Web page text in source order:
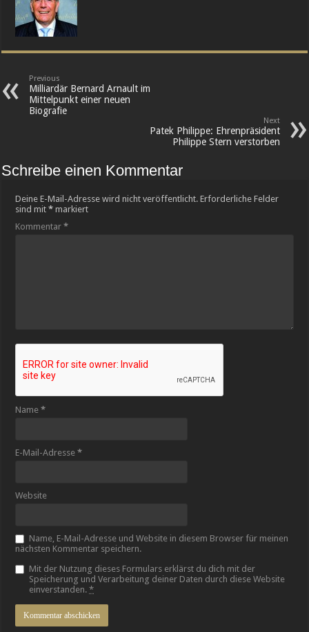
Previous
Milliardär Bernard Arnault im
Mittelpunkt einer neuen
Biografie
Next
Patek Philippe: Ehrenpräsident
Philippe Stern verstorben
Schreibe einen Kommentar
Deine E-Mail-Adresse wird nicht veröffentlicht. Erforderliche Felder
sind mit* markiert
Kommentar*
Name*
E-Mail-Adresse*
Website
Name, E-Mail-Adresse und Website in diesem Browser für meinen
nächsten Kommentar speichern.
Mit der Nutzung dieses Formulars erklärst du dich mit der
Speicherung und Verarbeitung deiner Daten durch diese Website
einverstanden.*